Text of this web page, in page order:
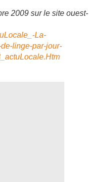
2009 sur le site ouest-
La-
linge-par-jour-